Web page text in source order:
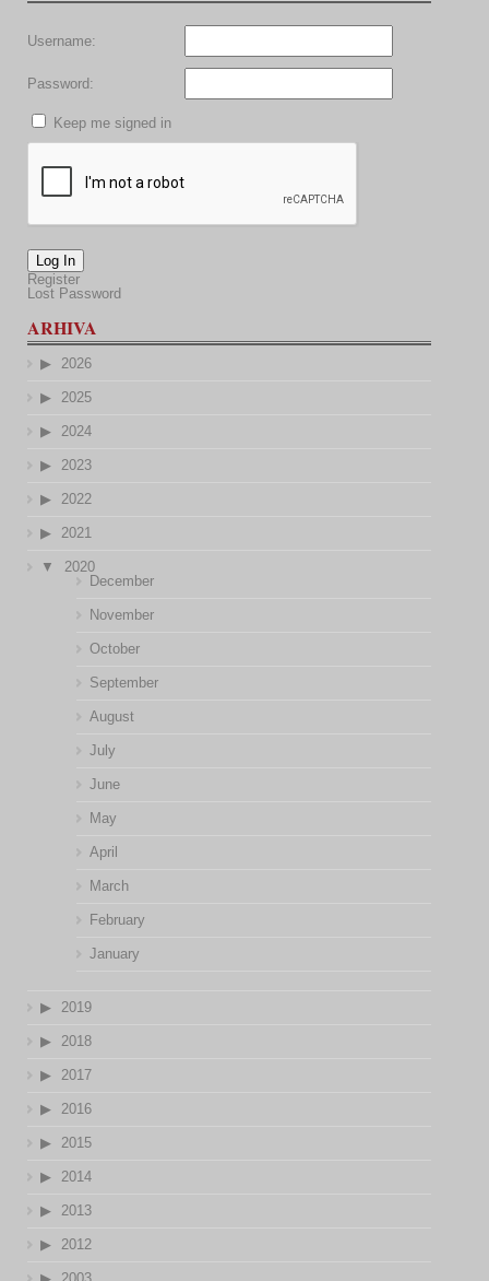
Username:
Password:
Keep me signed in
Log In
Register
Lost Password
ARHIVA
2026
2025
2024
2023
2022
2021
2020
December
November
October
September
August
July
June
May
April
March
February
January
2019
2018
2017
2016
2015
2014
2013
2012